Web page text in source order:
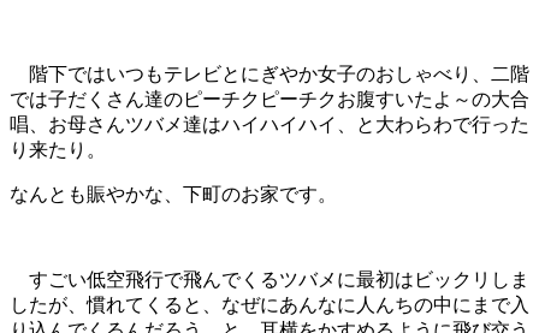
階下ではいつもテレビとにぎやか女子のおしゃべり、二階
では子だくさん達のピーチクピーチクお腹すいたよ～の大合
唱、お母さんツバメ達はハイハイハイ、と大わらわで行った
り来たり。
なんとも賑やかな、下町のお家です。
すごい低空飛行で飛んでくるツバメに最初はビックリしま
したが、慣れてくると、なぜにあんなに人んちの中にまで入